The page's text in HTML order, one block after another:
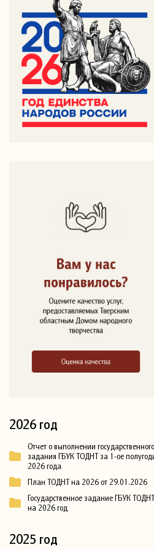
2026 год
Отчет о выполнении государственного
задания ГБУК ТОДНТ за 1-ое
2026 года
План ТОДНТ на 2026 от 29.01.2026
Государственное задание ГБУК ТОДНТ
на 2026 год
2025 год